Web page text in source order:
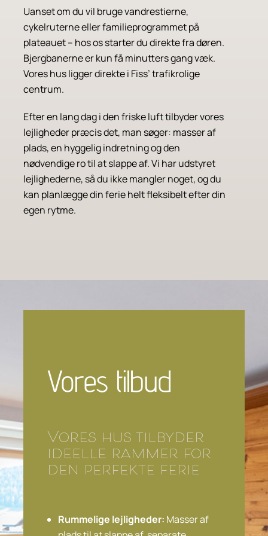
Uanset om du vil bruge vandrestierne,
cykelruterne eller familieprogrammet på
plateauet – hos os starter du direkte fra døren.
Bjergbanerne er kun få minutters gang væk.
Vores hus ligger direkte i Fiss’ trafikrolige
centrum.
Efter en lang dag i den friske luft tilbyder vores
lejligheder præcis det, man søger: masser af
plads, en hyggelig indretning og den
nødvendige ro til at slappe af. Vi har udstyret
lejlighederne, så du ikke mangler noget, og du
kan planlægge din ferie helt fleksibelt efter din
egen rytme.
Vores tilbud
Vores hus tilbyder
ideelle rammer for
den perfekte ferie
Rummelige lejligheder: Masser af